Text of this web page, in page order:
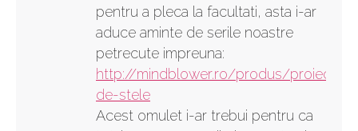
pentru a pleca la facultati, asta i-ar
aduce aminte de serile noastre
petrecute impreuna:
http://mindblower.ro/produs/proiector-
de-stele
Acest omulet i-ar trebui pentru ca